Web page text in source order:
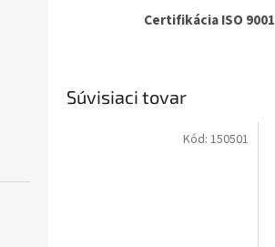
Certifikácia ISO 9001
Súvisiaci tovar
Kód: 150501